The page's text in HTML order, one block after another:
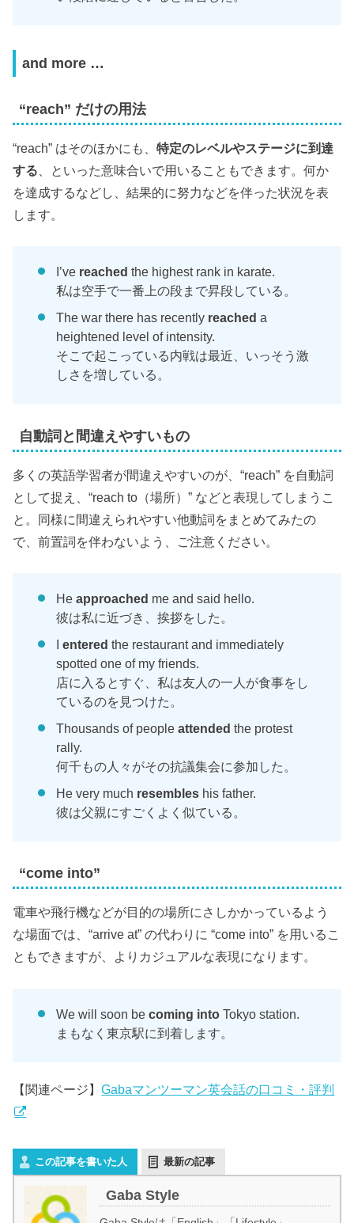
and more …
“reach” だけの用法
“reach” はそのほかにも、特定のレベルやステージに到達
する 、といった意味合いで用いることもできます。何か
を達成するなどし、結果的に努力などを伴った状況を表
します。
I’ve reached the highest rank in karate.
私は空手で一番上の段まで昇段している。
The war there has recently reached a
heightened level of intensity.
そこで起こっている内戦は最近、いっそう激
しさを増している。
自動詞と間違えやすいもの
多くの英語学習者が間違えやすいのが、“reach” を自動詞
として捉え、“reach to（場所）” などと表現してしまうこ
と。同様に間違えられやすい他動詞をまとめてみたの
で、前置詞を伴わないよう、ご注意ください。
Heapproached me and said hello.
彼は私に近づき、挨拶をした。
Ientered the restaurant and immediately
spotted one of my friends.
店に入るとすぐ、私は友人の一人が食事をし
ているのを見つけた。
Thousands of peopleattended the protest
rally.
何千もの人々がその抗議集会に参加した。
He very much resembles his father.
彼は父親にすごくよく似ている。
“come into”
電車や飛行機などが目的の場所にさしかかっているよう
な場面では、“arrive at” の代わりに “come into” を用いるこ
ともできますが、よりカジュアルな表現になります。
We will soon becoming into Tokyo station.
まもなく東京駅に到着します。
【関連ページ】Gabaマンツーマン英会話の口コミ・評判
この記事を書いた人 最新の記事
Gaba Style